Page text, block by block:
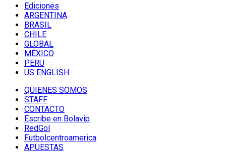
Ediciones
ARGENTINA
BRASIL
CHILE
GLOBAL
MÉXICO
PERU
US ENGLISH
QUIENES SOMOS
STAFF
CONTACTO
Escribe en Bolavip
RedGol
Futbolcentroamerica
APUESTAS